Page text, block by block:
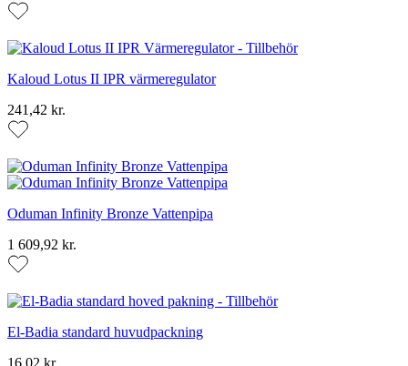
Kaloud Lotus II IPR värmeregulator
241,42 kr.
Oduman Infinity Bronze Vattenpipa
1 609,92 kr.
El-Badia standard huvudpackning
16,02 kr.